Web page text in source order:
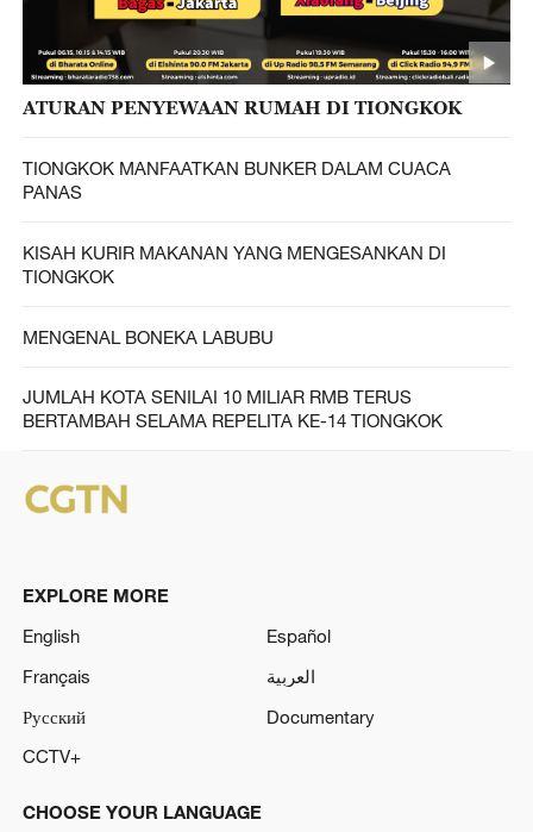
ATURAN PENYEWAAN RUMAH DI TIONGKOK
TIONGKOK MANFAATKAN BUNKER DALAM CUACA
PANAS
KISAH KURIR MAKANAN YANG MENGESANKAN DI
TIONGKOK
MENGENAL BONEKA LABUBU
JUMLAH KOTA SENILAI 10 MILIAR RMB TERUS
BERTAMBAH SELAMA REPELITA KE-14 TIONGKOK
EXPLORE MORE
English
Español
Français
العربية
Русский
Documentary
CCTV+
CHOOSE YOUR LANGUAGE